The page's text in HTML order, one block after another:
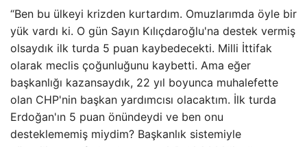
“Ben bu ülkeyi krizden kurtardım. Omuzlarımda öyle bir
yük vardı ki. O gün Sayın Kılıçdaroğlu'na destek vermiş
olsaydık ilk turda 5 puan kaybedecekti. Milli İttifak
olarak meclis çoğunluğunu kaybetti. Ama eğer
başkanlığı kazansaydık, 22 yıl boyunca muhalefette
olan CHP'nin başkan yardımcısı olacaktım. İlk turda
Erdoğan'ın 5 puan önündeydi ve ben onu
desteklememiş miydim? Başkanlık sistemiyle